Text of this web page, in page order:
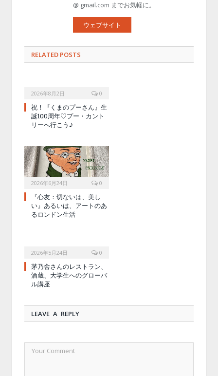
@ gmail.com までお気軽に。
ウェブサイト
RELATED POSTS
2026年8月2日 0
祝！『くまのプーさん』生
誕100周年♡プー・カント
リーへ行こう♪
2026年6月24日 0
『心友：切ないは、美し
い』あるいは、アートのあ
るロンドン生活
2026年5月24日 0
茅乃舎さんのレストラン、
酒蔵、大学生へのグローバ
ル講座
LEAVE A REPLY